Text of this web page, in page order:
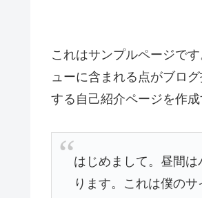
これはサンプルページで
ューに含まれる点がブロ
する自己紹介ページを作
はじめまして。昼間
ります。これは僕の